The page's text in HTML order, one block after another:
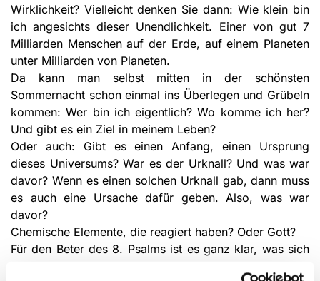
Wirklichkeit? Vielleicht denken Sie dann: Wie klein bin
ich angesichts dieser Unendlich­keit. Einer von gut 7
Milliarden Men­schen auf der Erde, auf einem Planeten
unter Milliarden von Planeten.
Da kann man selbst mitten in der schönsten
Sommernacht schon einmal ins Überlegen und Grübeln
kommen: Wer bin ich eigentlich? Wo komme ich her?
Und gibt es ein Ziel in meinem Leben?
Oder auch: Gibt es einen Anfang, einen Ursprung
dieses Universums? War es der Urknall? Und was war
davor? Wenn es einen solchen Urknall gab, dann muss
es auch eine Ursache dafür geben. Also, was war
davor?
Chemische Elemente, die reagiert haben? Oder Gott?
Für den Beter des 8. Psalms ist es ganz klar, was sich